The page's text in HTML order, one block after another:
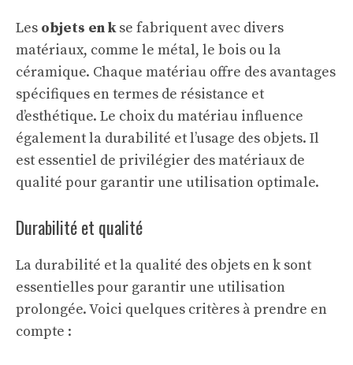
Les objets en kse fabriquent avec divers
matériaux, comme le métal, le bois ou la
céramique. Chaque matériau offre des avantages
spécifiques en termes de résistance et
d’esthétique. Le choix du matériau influence
également la durabilité et l’usage des objets. Il
est essentiel de privilégier des matériaux de
qualité pour garantir une utilisation optimale.
Durabilité et qualité
La durabilité et la qualité des objets en k sont
essentielles pour garantir une utilisation
prolongée. Voici quelques critères à prendre en
compte :